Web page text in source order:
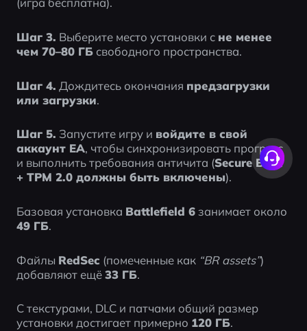
Шаг 3. Выберите место установки с не менее
чем 70–80 ГБ свободного пространства.
Шаг 4. Дождитесь окончания предзагрузки
или загрузки.
Шаг 5. Запустите игру и войдите в свой
аккаунт EA, чтобы синхронизировать прогресс
и выполнить требования античита (Secure Boot
+ TPM 2.0 должны быть включены).
Базовая установка Battlefield 6
49 ГБ.
Файлы RedSec (помеченные как “BR assets”)
добавляют ещё 33 ГБ.
С текстурами, DLC и патчами общий размер
установки достигает примерно 120 ГБ.